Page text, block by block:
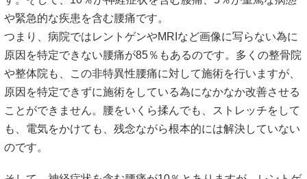
や緊急的な疾患を含む腰痛です。
つまり、病院ではレントゲンやMRIなど画像に写らない為に
原因を特定できない腰痛が85％もあるのです。多くの整骨院
や整体院も、この非特異性腰痛に対して施術を行いますが、
原因を特定できずに施術をしている為になかなか改善させる
ことができません。腰をいくら揉んでも、ストレッチをして
も、電気をかけても、残念ながら根本的には解決していない
のです。